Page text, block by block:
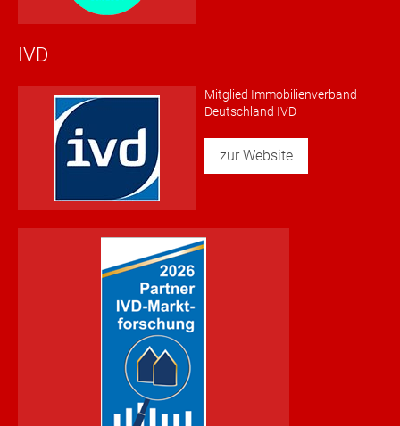
IVD
Mitglied Immobilienverband
Deutschland IVD
zur Website